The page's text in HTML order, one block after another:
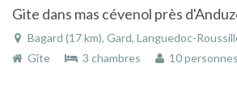
Bagard (17 km), Gard, Languedoc-
Gîte
3 chambres 10 personnes